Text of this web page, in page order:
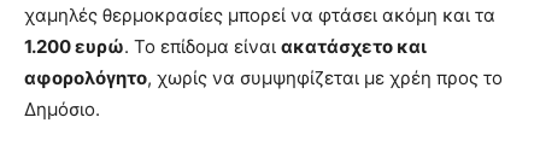
χαμηλές θερμοκρασίες μπορεί να φτάσει ακόμη και τα
1.200 ευρώ. Το επίδομα είναι ακατάσχετο και
αφορολόγητο, χωρίς να συμψηφίζεται με χρέη προς το
Δημόσιο.